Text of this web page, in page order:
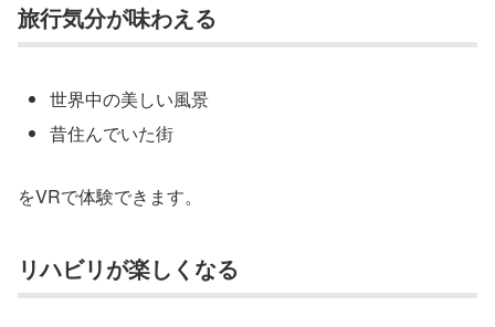
旅行気分が味わえる
世界中の美しい風景
昔住んでいた街
をVRで体験できます。
リハビリが楽しくなる